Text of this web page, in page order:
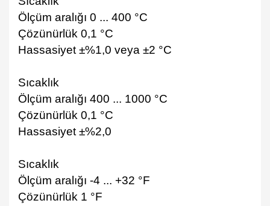
Ölçüm aralığı 0 ... 400 °C
Çözünürlük 0,1 °C
Hassasiyet ±%1,0 veya ±2 °C
Sıcaklık
Ölçüm aralığı 400 ... 1000 °C
Çözünürlük 0,1 °C
Hassasiyet ±%2,0
Sıcaklık
Ölçüm aralığı -4 ... +32 °F
Çözünürlük 1 °F